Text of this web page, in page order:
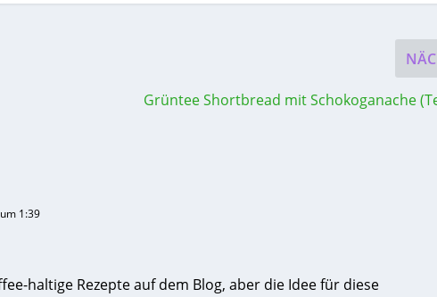
Grüntee Shortbread mit Schokoganache
1:39
haltige Rezepte auf dem Blog, aber die Idee für diese